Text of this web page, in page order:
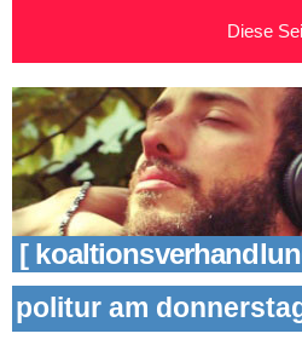
[
politur am
Diese